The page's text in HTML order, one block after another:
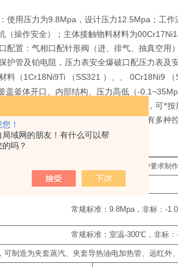
！
局域网的朋友！有什么可以帮
的吗？
使用压力为9.8Mpa ，设计压力 12.5Mpa ；工
（操作安全）；主体接触物料材料为
配置：气相口配针形阀（进、排气、抽真空
护管及铂电阻，压力表安全爆破口配压力表
料（ 1Cr18Ni9Ti （ SS321 ）、、 0Cr18Ni9 （
盖釜体开口、内部结构、压力高低（-
、接收装置、冷凝器等）等有特殊要求，可*
供用户订货时选用。同时公司反应釜配有多种
）。
（也可按客户要求制
2
常规标准：9.8Mpa，非标：-
常规标准：室温-300℃ ，非标：
可制造为夹套蒸汽、夹套导热油电加热管、远红外